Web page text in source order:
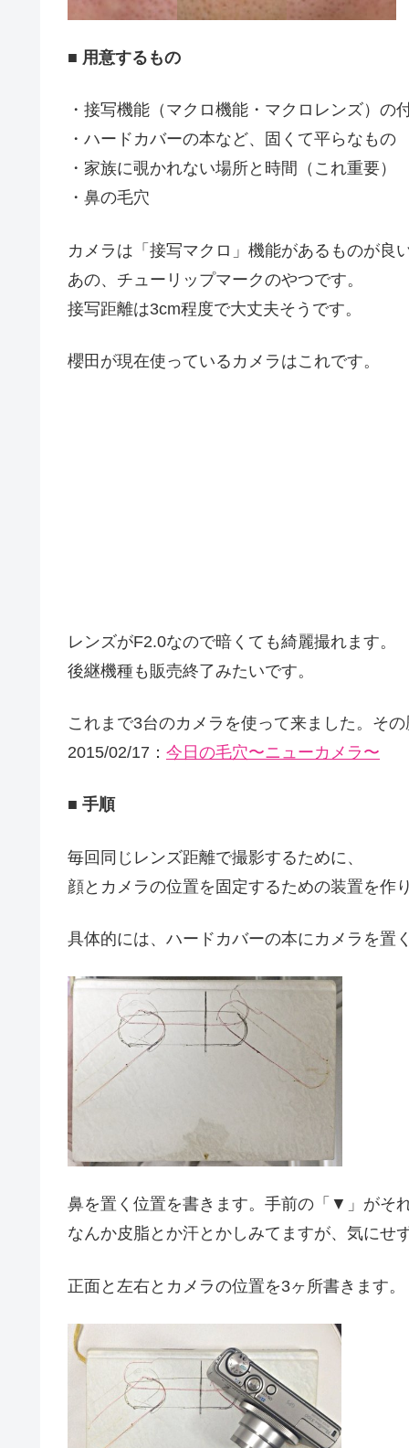
■ 用意するもの
・接写機能（マクロ機能・マクロレンズ）の
・ハードカバーの本など、固くて平らなもの
・家族に覗かれない場所と時間（これ重要）
・鼻の毛穴
カメラは「接写マクロ」機能があるものが良
あの、チューリップマークのやつです。
接写距離は3cm程度で大丈夫そうです。
櫻田が現在使っているカメラはこれです。
レンズがF2.0なので暗くても綺麗撮れます。
後継機種も販売終了みたいです。
これまで3台のカメラを使って来ました。そ
2015/02/17： 今日の毛穴〜ニューカメラ〜
■ 手順
毎回同じレンズ距離で撮影するために、
顔とカメラの位置を固定するための装置を作り
具体的には、ハードカバーの本にカメラを置
鼻を置く位置を書きます。手前の「▼」がそれ
なんか皮脂とか汗とかしみてますが、気にせ
正面と左右とカメラの位置を3ヶ所書きます。